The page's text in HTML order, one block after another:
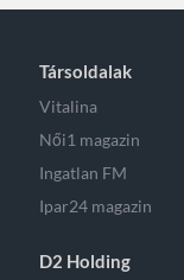
Társoldalak
Vitalina
Női1 magazin
Ingatlan FM
Ipar24 magazin
D2 Holding